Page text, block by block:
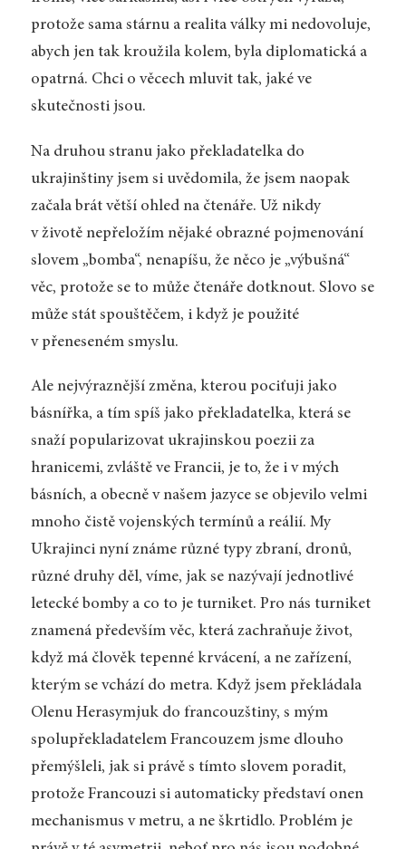
protože sama stárnu a realita války mi nedovoluje,
abych jen tak kroužila kolem, byla diplomatická a
opatrná. Chci o věcech mluvit tak, jaké ve
skutečnosti jsou.
Na druhou stranu jako překladatelka do
ukrajinštiny jsem si uvědomila, že jsem naopak
začala brát větší ohled na čtenáře. Už nikdy
v životě nepřeložím nějaké obrazné pojmenování
slovem „bomba“, nenapíšu, že něco je „výbušná“
věc, protože se to může čtenáře dotknout. Slovo se
může stát spouštěčem, i když je použité
v přeneseném smyslu.
Ale nejvýraznější změna, kterou pociťuji jako
básnířka, a tím spíš jako překladatelka, která se
snaží popularizovat ukrajinskou poezii za
hranicemi, zvláště ve Francii, je to, že i v mých
básních, a obecně v našem jazyce se objevilo velmi
mnoho čistě vojenských termínů a reálií. My
Ukrajinci nyní známe různé typy zbraní, dronů,
různé druhy děl, víme, jak se nazývají jednotlivé
letecké bomby a co to je turniket. Pro nás turniket
znamená především věc, která zachraňuje život,
když má člověk tepenné krvácení, a ne zařízení,
kterým se vchází do metra. Když jsem překládala
Olenu Herasymjuk do francouzštiny, s mým
spolupřekladatelem Francouzem jsme dlouho
přemýšleli, jak si právě s tímto slovem poradit,
protože Francouzi si automaticky představí onen
mechanismus v metru, a ne škrtidlo. Problém je